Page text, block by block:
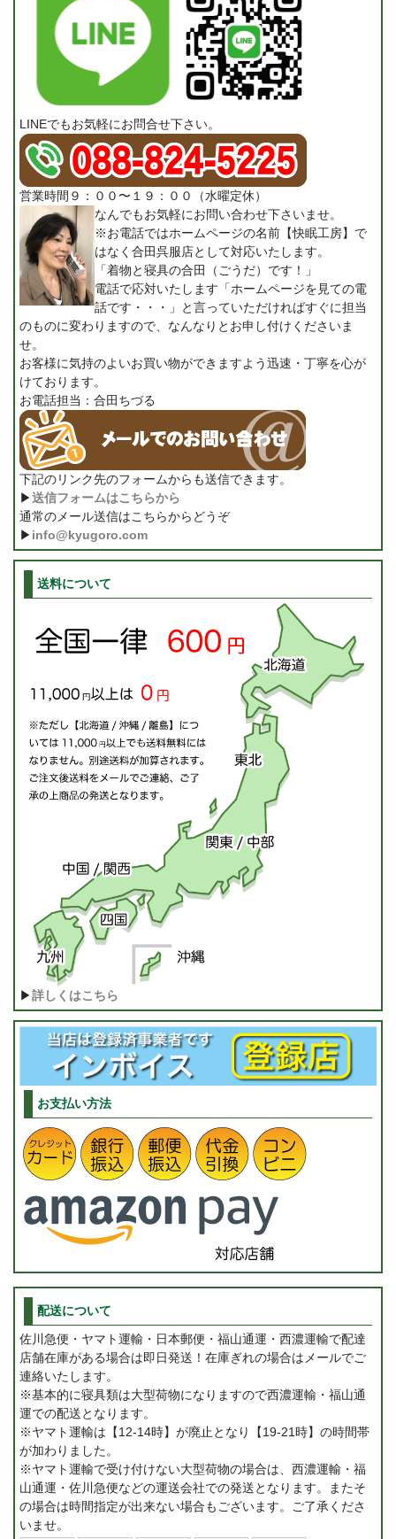
LINEでもお気軽にお問合せ下さい。
営業時間９：００〜１９：００（水曜定休）
なんでもお気軽にお問い合わせ下さいませ。
※お電話ではホームページの名前【快眠工房】で
はなく合田呉服店として対応いたします。
「着物と寝具の合田（ごうだ）です！」
電話で応対いたします「ホームページを見ての電
話です・・・」と言っていただければすぐに担当
のものに変わりますので、なんなりとお申し付けくださいま
せ。
お客様に気持のよいお買い物ができますよう迅速・丁寧を心が
けております。
お電話担当：合田ちづる
下記のリンク先のフォームからも送信できます。
▶送信フォームはこちらから
通常のメール送信はこちらからどうぞ
▶ info@kyugoro.com
送料について
▶詳しくはこちら
お支払い方法
配送について
佐川急便・ヤマト運輸・日本郵便・福山通運・西濃運輸で配達
店舗在庫がある場合は即日発送！在庫ぎれの場合はメールでご
連絡いたします。
※基本的に寝具類は大型荷物になりますので西濃運輸・福山通
運での配送となります。
※ヤマト運輸は【12-14時】が廃止となり【19-21時】の時間帯
が加わりました。
※ヤマト運輸で受け付けない大型荷物の場合は、西濃運輸・福
山通運・佐川急便などの運送会社での発送となります。またそ
の場合は時間指定が出来ない場合もございます。ご了承くださ
いませ。